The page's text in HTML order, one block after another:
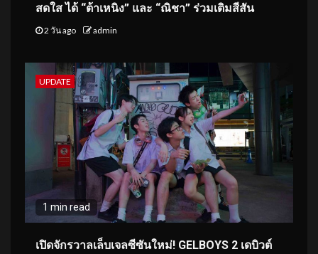
สดใส ได้ “ต้าเหนิง” และ “ณิชา” ร่วมเติมสีสัน
2 วัน ago admin
UPDATE
1 min read
เปิดจักรวาลเล็บเจลซีซันใหม่! GELBOYS 2 เดบิวต์